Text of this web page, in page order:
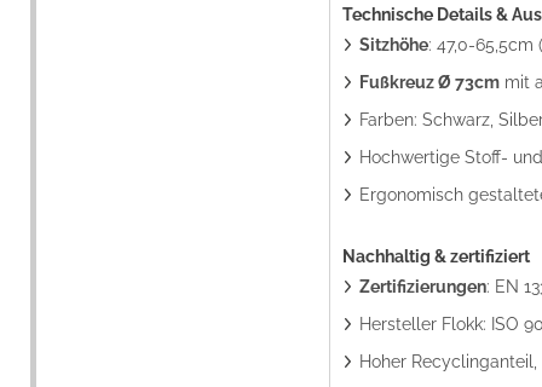
Technische Details &
Sitzhöhe: 47,0-
Fußkreuz Ø 73cm mit
Farben: Schwarz,
Hochwertige Stoff-
Ergonomisch
Nachhaltig & zertifiziert
Zertifizierungen: EN
Hersteller Flokk: ISO
Hoher